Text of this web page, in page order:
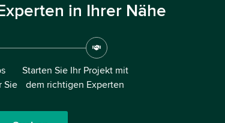
in Ihrer Nähe
Sie
Starten Sie Ihr Projekt mit
dem richtigen Experten